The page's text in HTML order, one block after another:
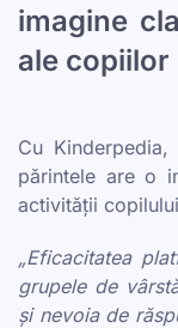
imagine
ale copiilor
Cu
părintele are o
activității
„Eficacitatea
grupele de
și nevoia de